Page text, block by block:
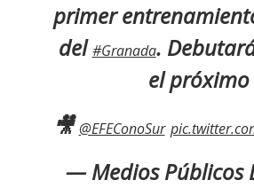
primer
del#Granada.
el próximo
🎥@EFEConoSur
— Medios Públicos